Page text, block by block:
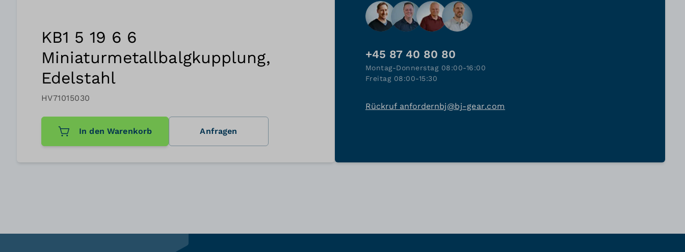
KB1 5 19 6 6
Miniaturmetallbalgkupplung,
Edelstahl
HV71015030
In den Warenkorb Anfragen
+45 87 40 80 80
Montag-Donnerstag 08:00-16:00
Freitag 08:00-15:30
Rückruf anfordernbj@bj-gear.com